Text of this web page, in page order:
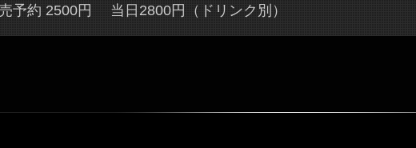
予約 2500円 当日2800円（ドリンク別）